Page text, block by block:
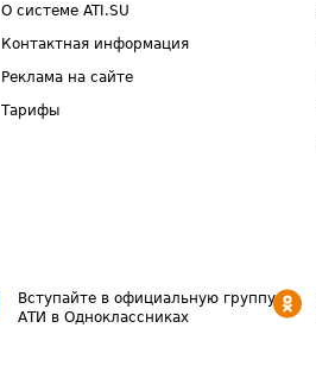
О системе ATI.SU
Контактная информация
Реклама на сайте
Тарифы
Вступайте в официальную группу
АТИ в Одноклассниках